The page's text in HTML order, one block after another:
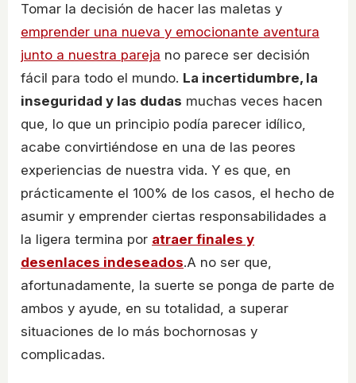
Tomar la decisión de hacer las maletas y
emprender una nueva y emocionante aventura
junto a nuestra pareja no parece ser decisión
fácil para todo el mundo. La incertidumbre, la
inseguridad y las dudas muchas veces hacen
que, lo que un principio podía parecer idílico,
acabe convirtiéndose en una de las peores
experiencias de nuestra vida. Y es que, en
prácticamente el 100% de los casos, el hecho de
asumir y emprender ciertas responsabilidades a
la ligera termina por atraer finales y
desenlaces indeseados.A no ser que,
afortunadamente, la suerte se ponga de parte de
ambos y ayude, en su totalidad, a superar
situaciones de lo más bochornosas y
complicadas.